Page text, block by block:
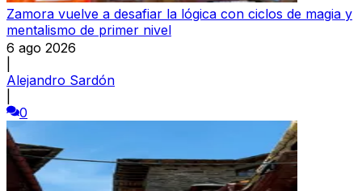
Zamora vuelve a desafiar la lógica con ciclos de magia y
mentalismo de primer nivel
6 ago 2026
Alejandro Sardón
0